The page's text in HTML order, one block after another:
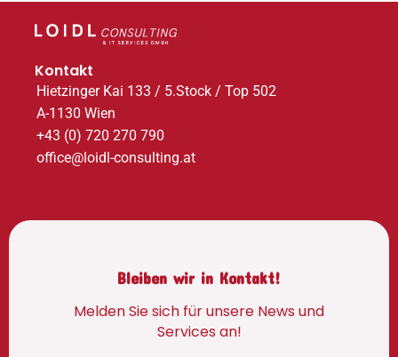
Kontakt
Hietzinger Kai 133 / 5.Stock / Top 502
A-1130 Wien
+43 (0) 720 270 790
office@loidl-consulting.at
Bleiben wir in Kontakt!
Melden Sie sich für unsere News und
Services an!